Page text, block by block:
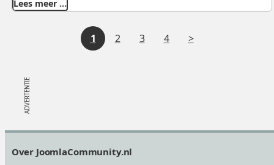
Lees meer …
1 2 3 4
V
e
Over JoomlaCommunity.nl